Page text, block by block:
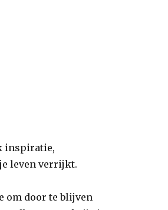
inspiratie,
leven verrijkt.
om door te blijven